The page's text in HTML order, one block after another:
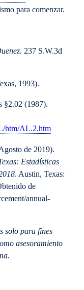
para comenzar.
237 S.W.3d
1993).
§2.02 (1987).
htm/AL.2.htm
de 2019).
Estadísticas
. Austin, Texas:
de
annual-
solo para fines
asesoramiento